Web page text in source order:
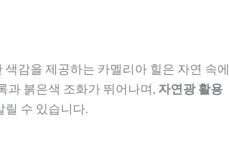
감을 제공하는 카멜리아 힐은 자연 속에
과 붉은색 조화가 뛰어나며, 자연광 활용
릴 수 있습니다.